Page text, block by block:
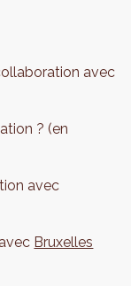
avec
? (en
avec
Bruxelles